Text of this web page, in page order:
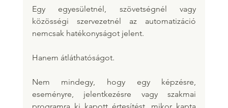
Egy egyesületnél, szövetségnél vagy
közösségi szervezetnél az automatizáció
nemcsak hatékonyságot jelent.
Hanem átláthatóságot.
Nem mindegy, hogy egy képzésre,
eseményre, jelentkezésre vagy szakmai